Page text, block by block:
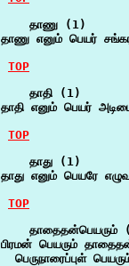
    தாணு (1)
தாணு எனும் பெயர்
TOP
    தாதி (1)
தாதி எனும் பெயர்
TOP
    தாது (1)
தாது எனும் பெயரே
TOP
தாதைதன்பெயரும்
பிரமன் பெயரும்
பெருநாரைப்புள்